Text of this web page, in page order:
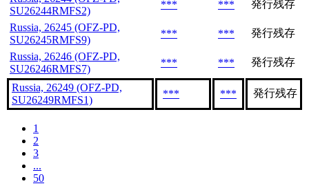
SU26244RMFS2)
*** ***
発行残存
Russia, 26245 (OFZ-PD,
SU26245RMFS9)
*** ***
発行残存
Russia, 26246 (OFZ-PD,
SU26246RMFS7)
*** *** 発行残存
Russia, 26249 (OFZ-PD,
SU26249RMFS1)
*** *** 発行残存
1
2
3
...
50